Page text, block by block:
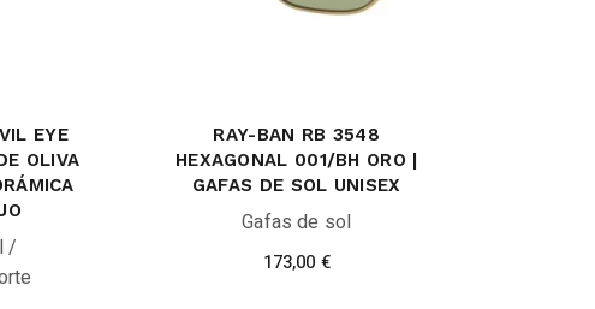
EYE
OLIVA
RAY-BAN RB 3548
HEXAGONAL 001/BH ORO |
GAFAS DE SOL UNISEX
Gafas de sol
173,00 €